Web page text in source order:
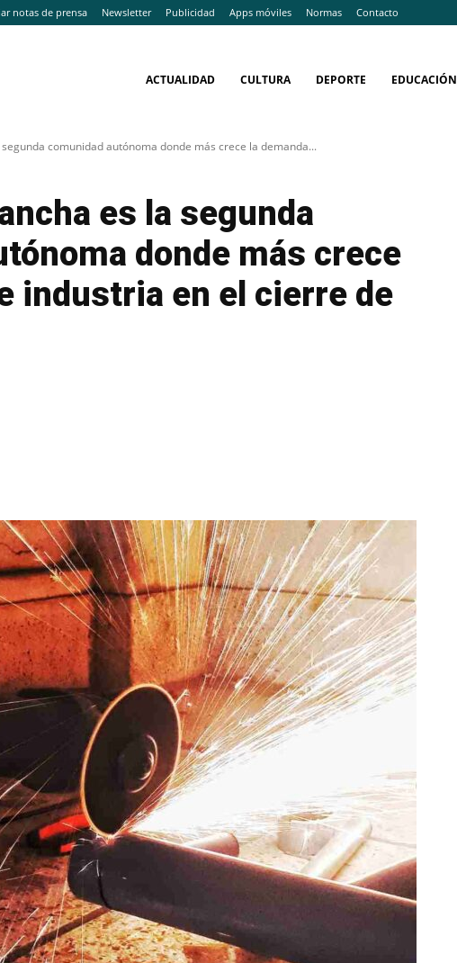
notas de prensa Newsletter Publicidad Apps móviles Normas Contacto
ACTUALIDAD CULTURA DEPORTE EDUCACIÓN
comunidad autónoma donde más crece la demanda...
es la segunda
donde más crece
industria en el cierre de